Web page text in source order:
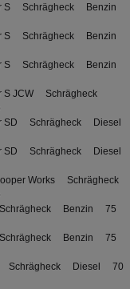
S Schrägheck Benzin
S Schrägheck Benzin
S Schrägheck Benzin
S JCW Schrägheck
SD Schrägheck Diesel
SD Schrägheck Diesel
Works Schrägheck
Benzin 75
Benzin 75
Schrägheck Diesel 70